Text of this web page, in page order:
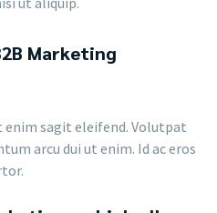
Marketing
sagit eleifend. Volutpat
arcu dui ut enim. Id ac eros